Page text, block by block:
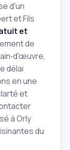
d'un
et Fils
et
de
délai
en une
et
à Orly
du